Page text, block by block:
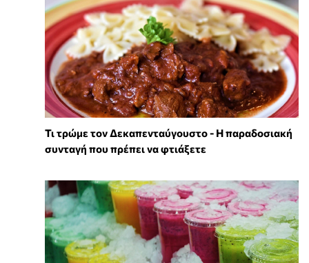
Τι τρώμε τον Δεκαπενταύγουστο - Η παραδοσιακή
συνταγή που πρέπει να φτιάξετε